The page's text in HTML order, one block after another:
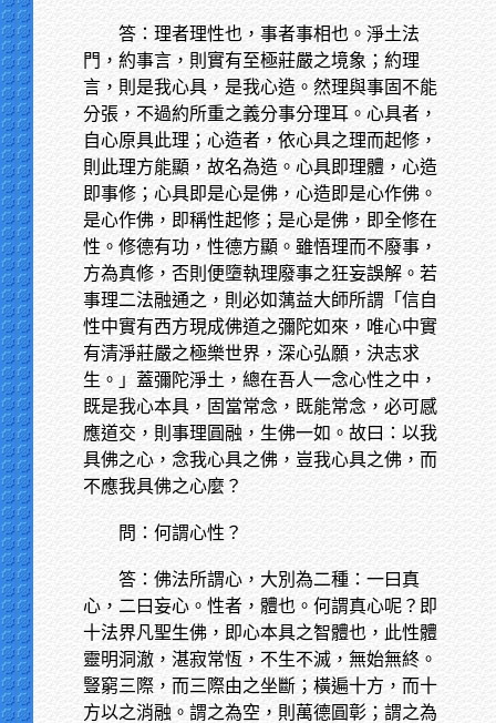
答：理者理性也，事者事相也。淨土法
門，約事言，則實有至極莊嚴之境象；約理
言，則是我心具，是我心造。然理與事固不能
分張，不過約所重之義分事分理耳。心具者，
自心原具此理；心造者，依心具之理而起修，
則此理方能顯，故名為造。心具即理體，心造
即事修；心具即是心是佛，心造即是心作佛。
是心作佛，即稱性起修；是心是佛，即全修在
性。修德有功，性德方顯。雖悟理而不廢事，
方為真修，否則便墮執理廢事之狂妄誤解。若
事理二法融通之，則必如蕅益大師所謂「信自
性中實有西方現成佛道之彌陀如來，唯心中實
有清淨莊嚴之極樂世界，深心弘願，決志求
生。」蓋彌陀淨土，總在吾人一念心性之中，
既是我心本具，固當常念，既能常念，必可感
應道交，則事理圓融，生佛一如。故曰：以我
具佛之心，念我心具之佛，豈我心具之佛，而
不應我具佛之心麼？
問：何謂心性？
答：佛法所謂心，大別為二種：一曰真
心，二曰妄心。性者，體也。何謂真心呢？即
十法界凡聖生佛，即心本具之智體也，此性體
靈明洞澈，湛寂常恆，不生不滅，無始無終。
豎窮三際，而三際由之坐斷；橫遍十方，而十
方以之消融。謂之為空，則萬德圓彰；謂之為